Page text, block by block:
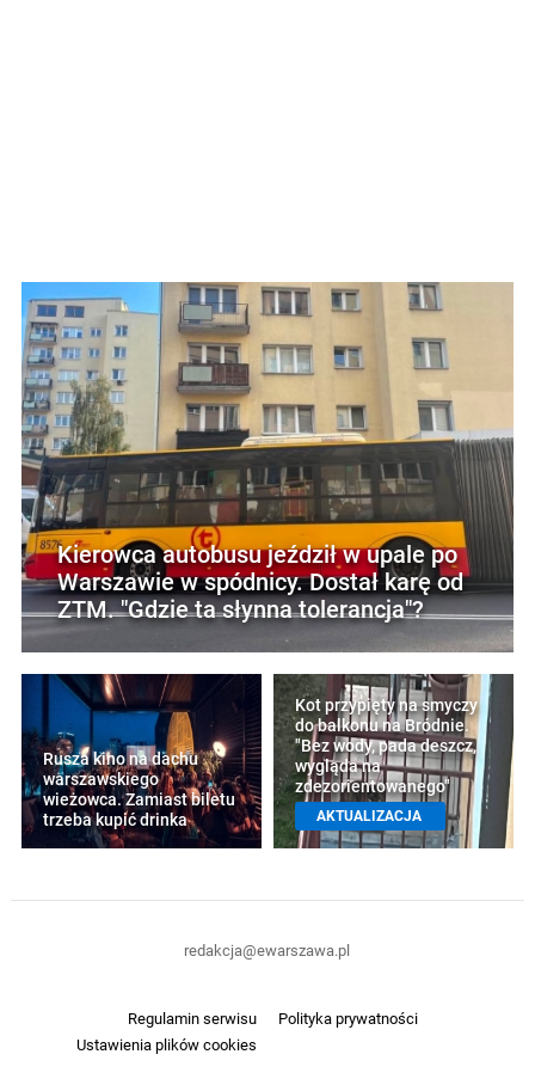
Kierowca autobusu jeździł w upale po
Warszawie w spódnicy. Dostał karę od
ZTM. "Gdzie ta słynna tolerancja"?
Rusza kino na dachu
warszawskiego
wieżowca. Zamiast biletu
trzeba kupić drinka
Kot przypięty na smyczy
do balkonu na Bródnie.
"Bez wody, pada deszcz,
wygląda na
zdezorientowanego"
AKTUALIZACJA
Regulamin serwisu
Polityka prywatności
Ustawienia plików cookies
redakcja@ewarszawa.pl